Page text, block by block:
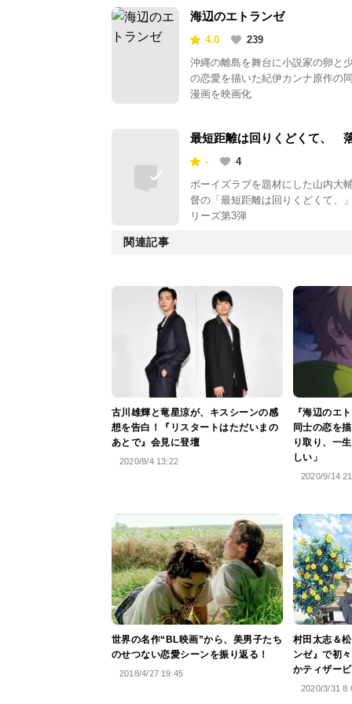
海辺のエトランゼ
4.0
239
沖縄の離島を舞台に小説家の卵と
の恋愛を描いた紀伊カンナ原作の
漫画を映画化
最短距離は回りくどくて、
流水-
4
ボーイズラブを題材にした山内大
督の「最短距離は回りくどくて、
リーズ第3弾
関連記事
古川雄輝と竜星涼が、キスシーンの感
想を告白！『リスタートはただいまの
あとで』会見に登壇
2020/8/4 13:22
『海辺のエ
同士の恋を
り取り、一
しい」
2020/9/14
世界の名作“BL映画”から、美男子たち
のせつない恋愛シーンを振り返る！
2018/4/27 19:45
村田太志＆
ンゼ』で初
かティザー
2020/3/31